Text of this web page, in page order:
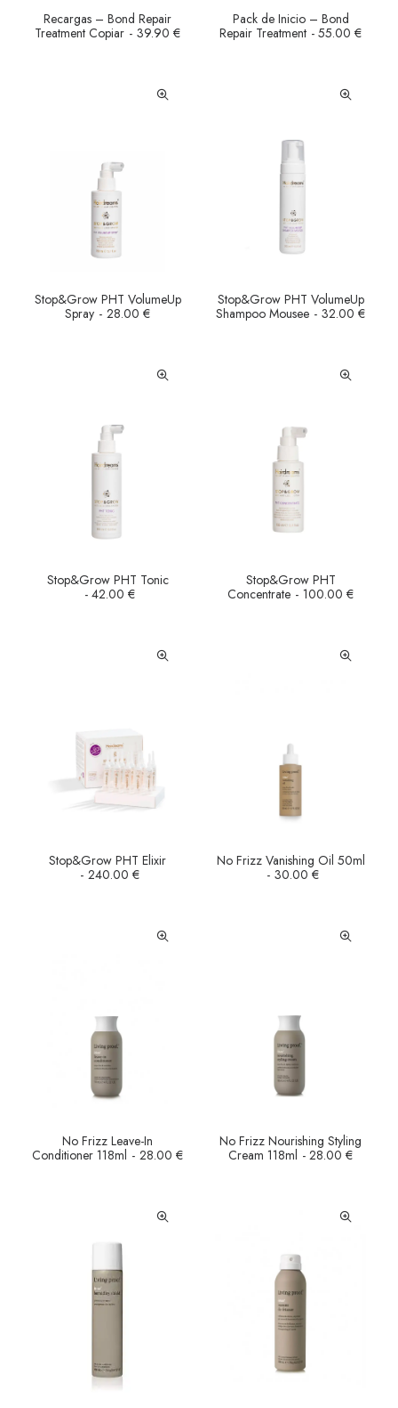
LEER MÁS
Recargas – Bond Repair
Treatment Copiar
39.90 € LEER MÁS
Pack de Inicio – Bond
Repair Treatment
55.00€
AÑADIR AL CARRITO
Stop&Grow PHT VolumeUp
Spray
28.00 € AÑADIR AL CARRITO
Stop&Grow PHT VolumeUp
Shampoo Mousee
32.00 €
AÑADIR AL CARRITO
Stop&Grow PHT Tonic
42.00€ AÑADIR AL CARRITO
Stop&Grow PHT
Concentrate
100.00 €
AÑADIR AL CARRITO
Stop&Grow PHT Elixir
240.00 € LEER MÁS
No Frizz Vanishing Oil 50ml
30.00 €
LEER MÁS
No Frizz Leave-In
Conditioner 118ml
28.00 € LEER MÁS
No Frizz Nourishing Styling
Cream 118ml
28.00€